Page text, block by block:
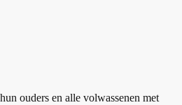
ouders en alle volwassenen met